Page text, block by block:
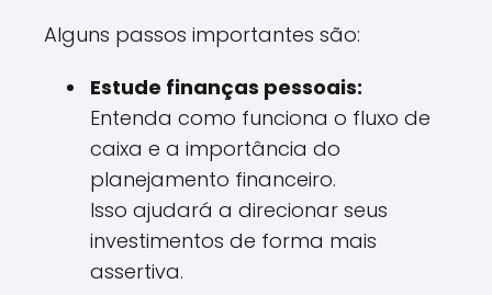
Alguns passos importantes são:
Estude finanças pessoais:
Entenda como funciona o fluxo de
caixa e a importância do
planejamento financeiro.
Isso ajudará a direcionar seus
investimentos de forma mais
assertiva.